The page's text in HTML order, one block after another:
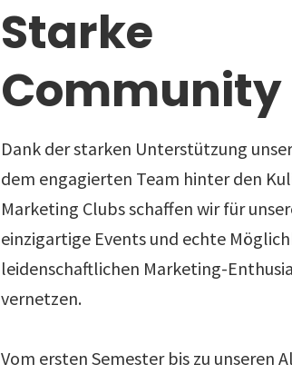
Starke
Community
Dank der starken Unterstützung
dem engagierten Team hinter den
Marketing Clubs schaffen wir für
einzigartige Events und echte
leidenschaftlichen Marketing-
vernetzen.
Vom ersten Semester bis zu unseren